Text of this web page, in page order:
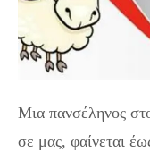
Μια πανσέληνος
σε μας, φαίνεται